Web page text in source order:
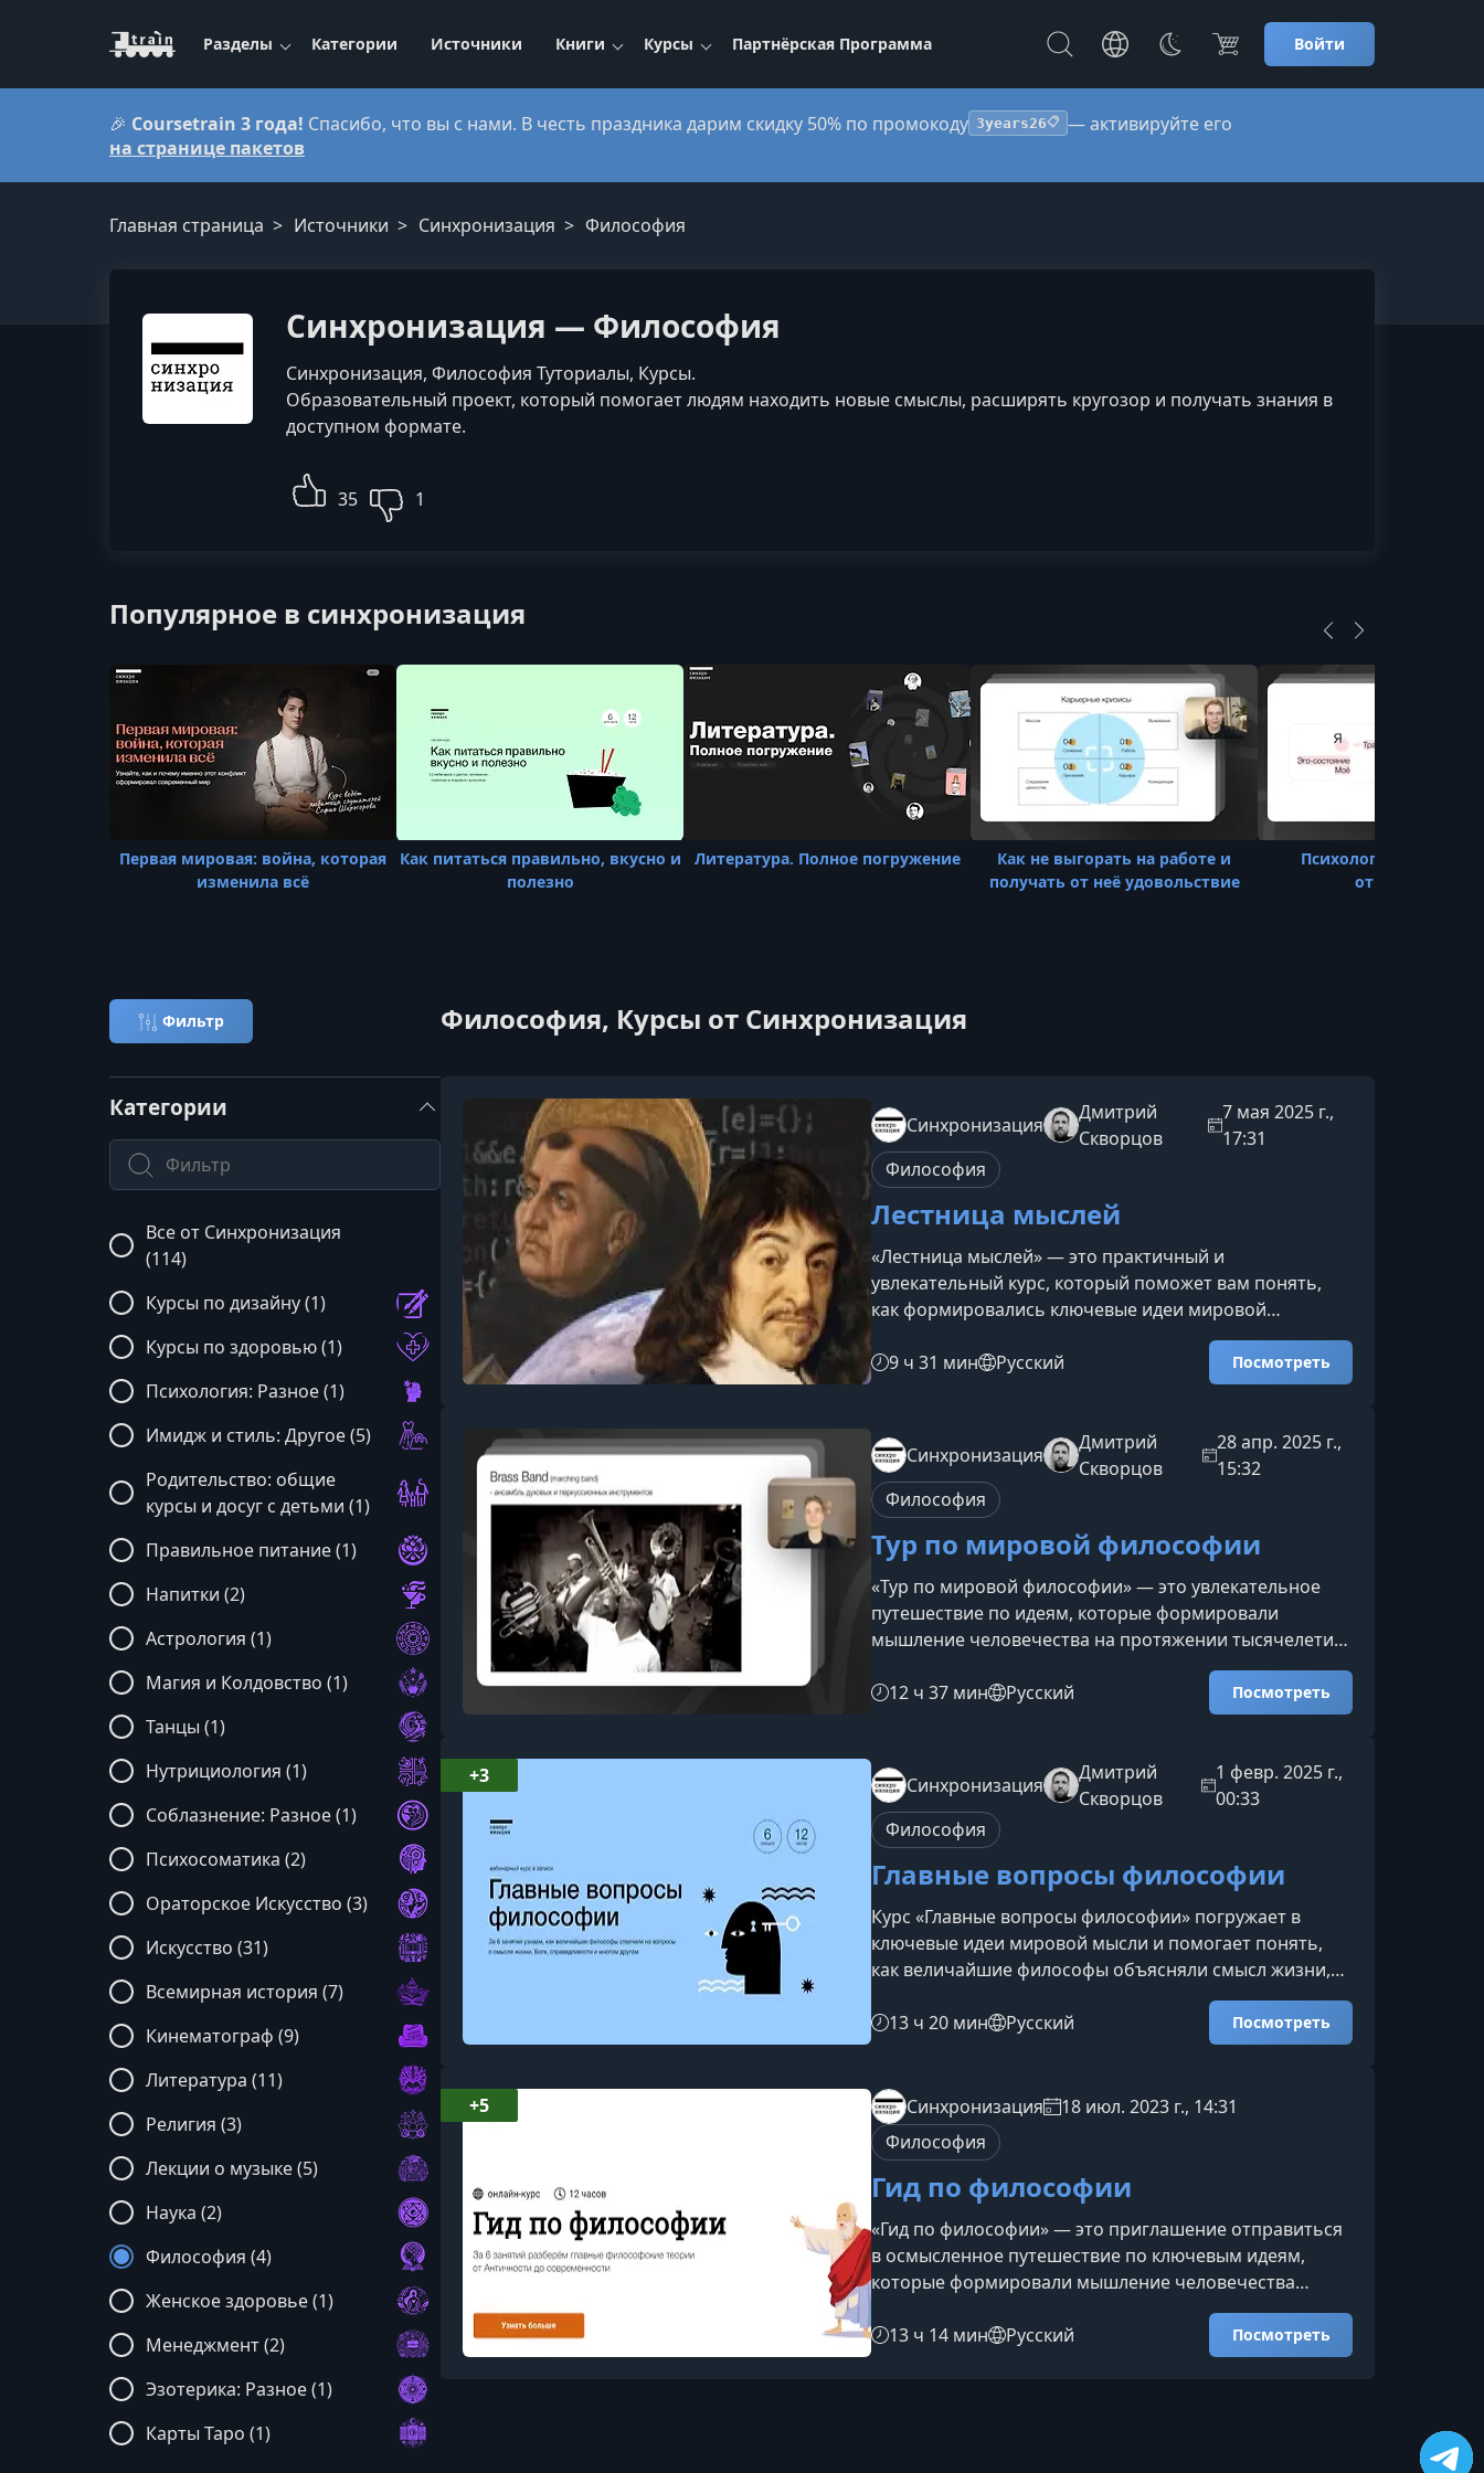
Разделы Категории Источники Книги Курсы Партнёрская Программа Войти
🎉 Coursetrain 3 года! Спасибо, что вы с нами. В честь праздника дарим скидку 50% по промокоду 3years26📋 — активируйте его
на странице пакетов
Главная страница Источники Синхронизация Философия
Синхронизация — Философия
Синхронизация, Философия Туториалы, Курсы.
Образовательный проект, который помогает людям находить новые смыслы, расширять кругозор и получать знания в
доступном формате.
35 1
Популярное в синхронизация
Первая мировая: война, которая
изменила всё
Как питаться правильно, вкусно и
полезно
Литература. Полное погружение
Как не выгорать на работе и
получать от неё удовольствие
Психология:
отношения
Фильтр Философия, Курсы от Синхронизация
Категории
Поиск по категории
Все от Синхронизация
(114)
Курсы по дизайну (1)
Курсы по здоровью (1)
Психология: Разное (1)
Имидж и стиль: Другое (5)
Родительство: общие
курсы и досуг с детьми (1)
Правильное питание (1)
Напитки (2)
Астрология (1)
Магия и Колдовство (1)
Танцы (1)
Нутрициология (1)
Соблазнение: Разное (1)
Психосоматика (2)
Ораторское Искусство (3)
Искусство (31)
Всемирная история (7)
Кинематограф (9)
Литература (11)
Религия (3)
Лекции о музыке (5)
Наука (2)
Философия (4)
Женское здоровье (1)
Менеджмент (2)
Эзотерика: Разное (1)
Карты Таро (1)
Синхронизация
Дмитрий
Скворцов
7 мая 2025 г.,
17:31
Философия
Лестница мыслей
«Лестница мыслей» — это практичный и
увлекательный курс, который поможет вам понять,
как формировались ключевые идеи мировой
философии и почему они остаются актуальными
сегодня. Здесь вы научитесь разбирать сложные
концепции, работать с текстами великих мыслителей
взгляда на себя и реальность.О чём этот курсКурс
построен как путешествие по главным эпохам
философии — от древнегреческих мифов до совр
9 ч 31 мин Русский Посмотреть
Синхронизация
Дмитрий
Скворцов
28 апр. 2025 г.,
15:32
Философия
Тур по мировой философии
«Тур по мировой философии» — это увлекательное
путешествие по идеям, которые формировали
мышление человечества на протяжении тысячелетий.
За 6 насыщенных занятий вы проследите связи между
философами разных эпох и школ, научитесь читать их
аргументы глубже и поймёте, почему старинные идеи
ждёт вас на курсеКаждая лекция — это отдельная
интеллектуальная карта, помогающая увидеть
неразрывную связь культ
12 ч 37 мин Русский Посмотреть
Синхронизация
Дмитрий
Скворцов
1 февр. 2025 г.,
00:33
Философия
Главные вопросы философии
Курс «Главные вопросы философии» погружает в
ключевые идеи мировой мысли и помогает понять,
как величайшие философы объясняли смысл жизни,
устройство мира, природу истины и справедливости.
Это практичное и доступное введение в философию,
которое раскрывает самые важные вопросы
последовательно разберёте фундаментальные темы,
над которыми размышляли Платон и Аристотель,
Декарт и Кант, Ницше и совре
13 ч 20 мин Русский Посмотреть
+3
Синхронизация
18 июл. 2023 г., 14:31
Философия
Гид по философии
«Гид по философии» — это приглашение отправиться
в осмысленное путешествие по ключевым идеям,
которые формировали мышление человечества
больше двух тысячелетий. Курс помогает увидеть
логику исторического развития философии, избежать
поверхностного понимания и научиться применять
13 ч 14 мин Русский Посмотреть
+5